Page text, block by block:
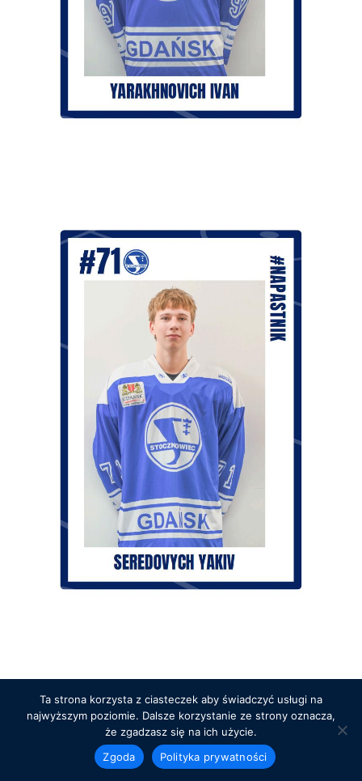
Ta strona korzysta z ciasteczek aby świadczyć usługi na
najwyższym poziomie. Dalsze korzystanie ze strony oznacza,
że zgadzasz się na ich użycie.
Zgoda
Polityka prywatności